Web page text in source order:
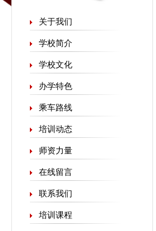
关于我们
学校简介
学校文化
办学特色
乘车路线
培训动态
师资力量
在线留言
联系我们
培训课程